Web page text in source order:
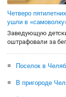
Четверо
ушли в
Заведующую
оштрафовали за
Поселок в
В пригороде